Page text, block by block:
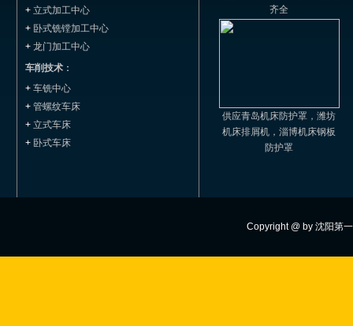
+ 立式加工中心
+ 卧式铣镗加工中心
+ 龙门加工中心
车削技术：
+ 车铣中心
+ 管螺纹车床
+ 立式车床
+ 卧式车床
齐全
供应青岛机床防护罩，潍坊
机床排屑机，淄博机床钢板
防护罩
Copyright @ by 沈阳第